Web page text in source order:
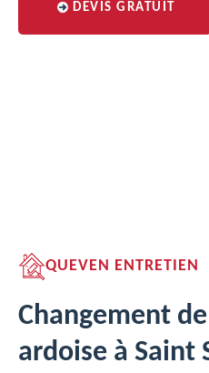
DEVIS GRATUIT
QUEVEN ENTRETIEN
Changement
ardoise à Saint